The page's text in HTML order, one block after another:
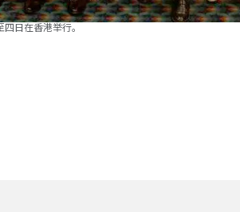
四日在香港举行。